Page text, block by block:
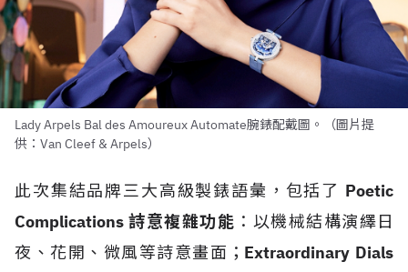
Lady Arpels Bal des Amoureux Automate腕錶配戴圖。（圖片提
供：Van Cleef & Arpels）
此次集結品牌三大高級製錶語彙，包括了 Poetic
Complications 詩意複雜功能 ：以機械結構演繹日
夜、花開、微風等詩意畫面； Extraordinary Dials